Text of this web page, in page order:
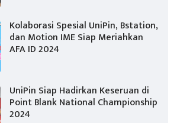
Kolaborasi Spesial UniPin, Bstation,
dan Motion IME Siap Meriahkan
AFA ID 2024
UniPin Siap Hadirkan Keseruan di
Point Blank National Championship
2024